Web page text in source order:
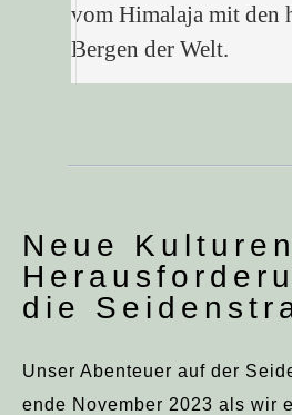
vom Himalaja mit den
Bergen der Welt.
Neue
die
Unser Abenteuer auf der
ende November 2023 als wir